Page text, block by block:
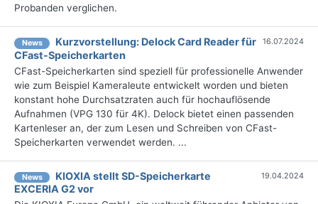
Probanden verglichen.
News
Kurzvorstellung: Delock Card Reader für
CFast-Speicherkarten
16.07.2024
CFast-Speicherkarten sind speziell für professionelle Anwender
wie zum Beispiel Kameraleute entwickelt worden und bieten
konstant hohe Durchsatzraten auch für hochauflösende
Aufnahmen (VPG 130 für 4K). Delock bietet einen passenden
Kartenleser an, der zum Lesen und Schreiben von CFast-
Speicherkarten verwendet werden. ...
News
KIOXIA stellt SD-Speicherkarte
EXCERIA G2 vor
19.04.2024